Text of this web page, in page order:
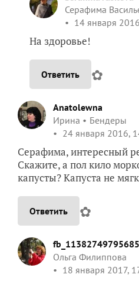
Серафима
14 января
На здоровье!
Ответить ✿
Anatolewna
Ирина
Бендеры
24 января 2016,
Серафима, интересный
Скажите, а пол кило
капусты? Капуста не
Ответить ✿
Ольга Филиппова
18 января 2017,